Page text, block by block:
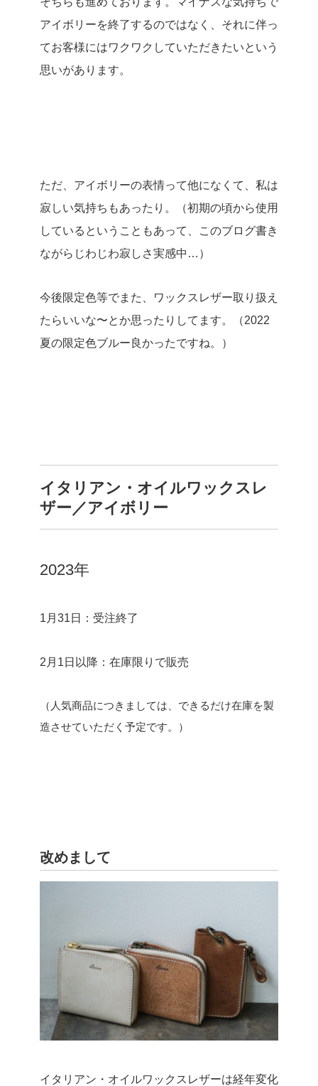
アイボリーを終了するのではなく、それに伴っ
てお客様にはワクワクしていただきたいという
思いがあります。
ただ、アイボリーの表情って他になくて、私は
寂しい気持ちもあったり。（初期の頃から使用
しているということもあって、このブログ書き
ながらじわじわ寂しさ実感中…）
今後限定色等でまた、ワックスレザー取り扱え
たらいいな〜とか思ったりしてます。（2022
夏の限定色ブルー良かったですね。）
イタリアン・オイルワックスレ
ザー／アイボリー
2023年
1月31日：受注終了
2月1日以降：在庫限りで販売
（人気商品につきましては、できるだけ在庫を製
造させていただく予定です。）
改めまして
イタリアン・オイルワックスレザーは経年変化